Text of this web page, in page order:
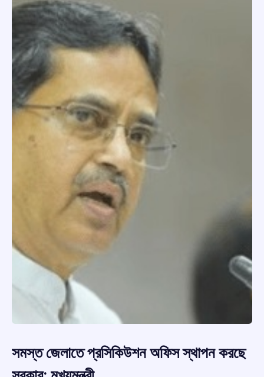
সমস্ত জেলাতে প্রসিকিউশন অফিস স্থাপন করছে